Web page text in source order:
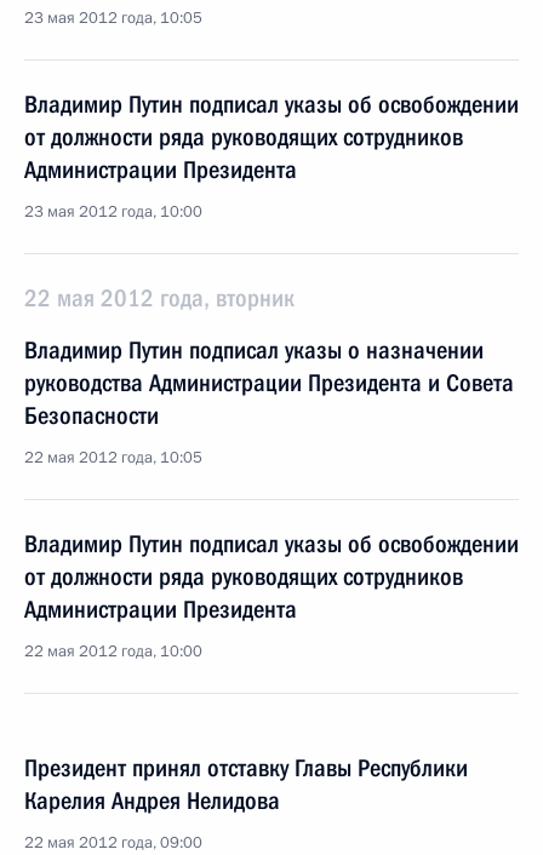
23 мая 2012 года, 10:05
Владимир Путин подписал указы об освобождении
от должности ряда руководящих сотрудников
Администрации Президента
23 мая 2012 года, 10:00
22 мая 2012 года, вторник
Владимир Путин подписал указы о назначении
руководства Администрации Президента и Совета
Безопасности
22 мая 2012 года, 10:05
Владимир Путин подписал указы об освобождении
от должности ряда руководящих сотрудников
Администрации Президента
22 мая 2012 года, 10:00
Президент принял отставку Главы Республики
Карелия Андрея Нелидова
22 мая 2012 года, 09:00